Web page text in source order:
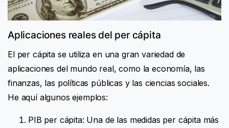
Aplicaciones reales del per cápita
El per cápita se utiliza en una gran variedad de
aplicaciones del mundo real, como la economía, las
finanzas, las políticas públicas y las ciencias sociales.
He aquí algunos ejemplos:
PIB per cápita: Una de las medidas per cápita más